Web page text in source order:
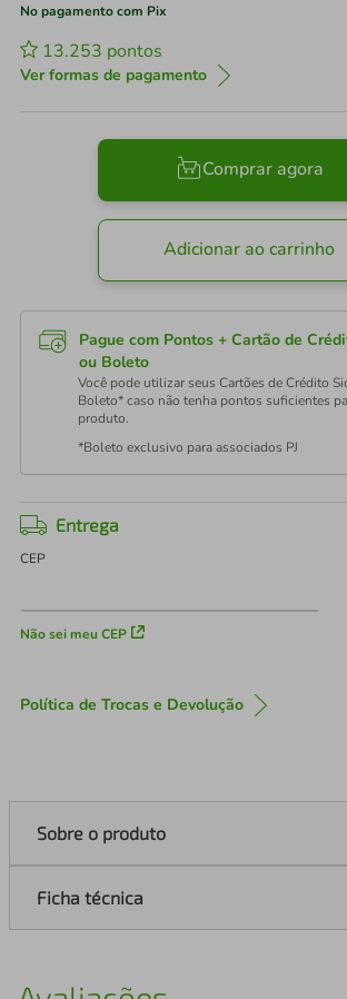
No pagamento com Pix
13.253 pontos
Ver formas de pagamento
Comprar agora
Adicionar ao carrinho
Pague com Pontos + Cartão de
ou Boleto
Você pode utilizar seus Cartões de Crédito
Boleto* caso não tenha pontos suficientes
produto.
*Boleto exclusivo para associados PJ
Entrega
CEP
Não sei meu CEP
Política de Trocas e Devolução
Sobre o produto
Ficha técnica